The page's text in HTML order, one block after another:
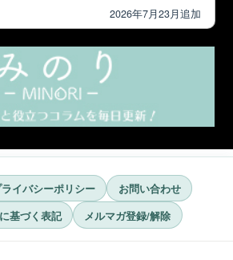
2026年7月23月追加
イバシーポリシー
お問い合わせ
基づく表記
メルマガ登録/解除